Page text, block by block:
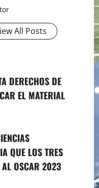
All Posts
DERECHOS DE
EL MATERIAL
QUE LOS TRES
AL OSCAR 2023